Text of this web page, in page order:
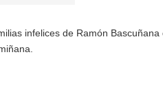
infelices de Ramón